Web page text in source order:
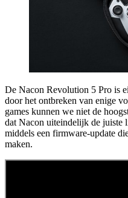
De Nacon Revolution 5 Pro is
door het ontbreken van enige
games kunnen we niet de
dat Nacon uiteindelijk de juiste
middels een firmware-update
maken.